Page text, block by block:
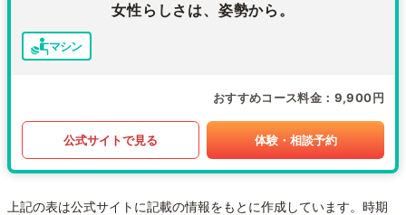
女性らしさは、姿勢から。
マシン
おすすめコース料金 9,900円
公式サイトで見る 体験・相談予約
上記の表は公式サイトに記載の情報をもとに作成しています。時期